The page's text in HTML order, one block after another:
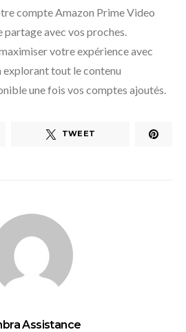
compte Amazon Prime Video
avec vos proches.
votre expérience avec
explorant tout le contenu
une fois vos comptes ajoutés.
TWEET
Assistance